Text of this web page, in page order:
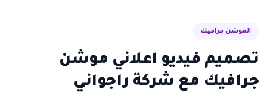
الموشن جرافيك
تصميم فيديو اعلاني موشن
جرافيك مع شركة راجواني